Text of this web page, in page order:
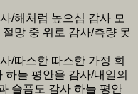
/해처럼 높으심 감사 모
망 중 위로 감사/측량 못
/따스한 따스한 가정 희
늘 평안을 감사/내일의
슬픔도 감사 하늘 평안